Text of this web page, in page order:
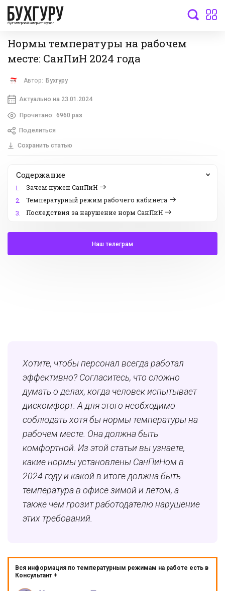
бухгалтерский интернет-журнал
Нормы температуры на рабочем
месте: СанПиН 2024 года
Автор: Бухгуру
Актуально на 23.01.2024
Прочитано: 6960 раз
Поделиться
Сохранить статью
Содержание
1.
Зачем нужен СанПиН
2.
Температурный режим рабочего кабинета
3.
Последствия за нарушение норм СанПиН
Наш телеграм
Хотите, чтобы персонал всегда работал
эффективно? Согласитесь, что сложно
думать о делах, когда человек испытывает
дискомфорт. А для этого необходимо
соблюдать хотя бы нормы температуры на
рабочем месте. Она должна быть
комфортной. Из этой статьи вы узнаете,
какие нормы установлены СанПиНом в
2024 году и какой в итоге должна быть
температура в офисе зимой и летом, а
также чем грозит работодателю нарушение
этих требований.
Вся информация по температурным режимам на работе есть в
Консультант +